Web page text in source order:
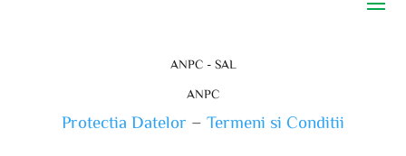
ANPC - SAL
ANPC
Protectia Datelor – Termeni si Conditii